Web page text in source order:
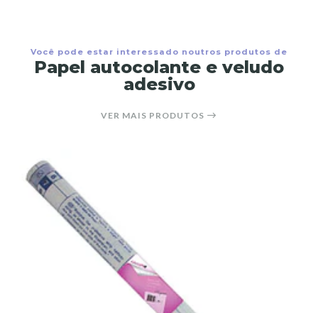
Você pode estar interessado noutros produtos de
Papel autocolante e veludo
adesivo
VER MAIS PRODUTOS